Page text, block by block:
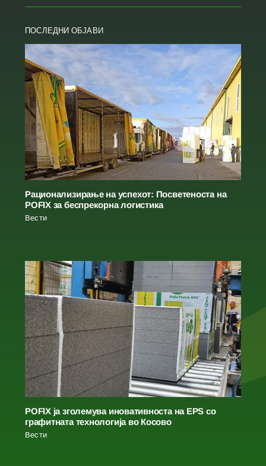
ПОСЛЕДНИ ОБЈАВИ
Рационализирање на успехот: Посветеноста на
POFIX за беспрекорна логистика
Вести
POFIX ја зголемува иновативноста на EPS со
графитната технологија во Косово
Вести